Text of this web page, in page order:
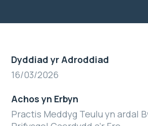
Dyddiad yr Adroddiad
16/03/2026
Achos yn Erbyn
Practis Meddyg Teulu yn ardal